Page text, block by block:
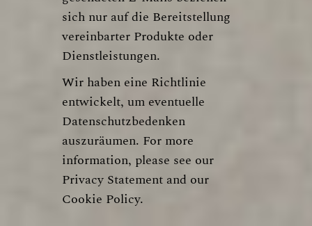
sich nur auf die Bereitstellung
vereinbarter Produkte oder
Dienstleistungen.
Wir haben eine Richtlinie
entwickelt, um eventuelle
Datenschutzbedenken
auszuräumen. For more
information, please see our
Privacy Statement and our
Cookie Policy.